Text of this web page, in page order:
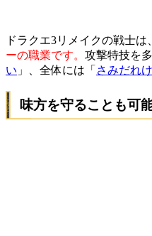
ドラクエ3リメイクの戦士は、
ーの職業です。 攻撃特技を
い 」、全体には「 さみだれ
味方を守ることも可